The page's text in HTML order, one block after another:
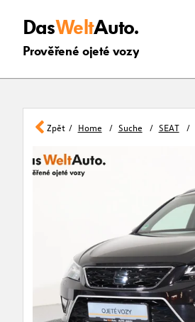
DasWeltAuto.
Prověřené ojeté vozy
Zpět Home Suche SEAT